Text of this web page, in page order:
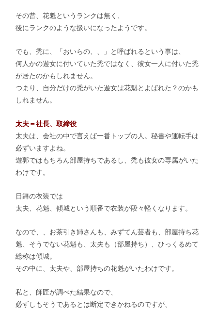
その昔、花魁というランクは無く、
後にランクのような扱いになったようです。
でも、禿に、「おいらの、、」と呼ばれるという事は、
何人かの遊女に付いていた禿ではなく、彼女一人に付いた禿
が居たのかもしれません。
つまり、自分だけの禿がいた遊女は花魁とよばれた？のかも
しれません。
太夫＝社長、取締役
太夫は、会社の中で言えば一番トップの人。秘書や運転手は
必ずいますよね。
遊郭ではもちろん部屋持ちであるし、禿も彼女の専属がいた
わけです。
日舞の衣装では
太夫、花魁、傾城という順番で衣装が段々軽くなります。
なので、、お茶引き姉さんも、みずてん芸者も、部屋持ち花
魁、そうでない花魁も、太夫も（部屋持ち）、ひっくるめて
総称は傾城。
その中に、太夫や、部屋持ちの花魁がいたわけです。
私と、師匠が調べた結果なので、
必ずしもそうであるとは断定できかねるのですが、